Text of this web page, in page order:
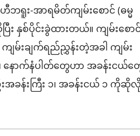
ဘရူး-အာရမိတ်ကျမ်းစောင် (ဓမ္မ
ြီး နှစ်ပိုင်းခွဲထားတယ်။ ကျမ်းစောင်
ျမ်းချက်ရည်ညွှန်းတဲ့အခါ ကျမ်း
နောက်နံပါတ်တွေဟာ အခန်းငယ်
အခန်းကြီး ၁၊ အခန်းငယ် ၁ ကိုဆို